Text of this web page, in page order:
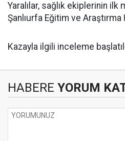
Yaralılar, sağlık ekiplerinin ilk
Şanlıurfa Eğitim ve Araştırma
Kazayla ilgili inceleme
HABERE YORUM